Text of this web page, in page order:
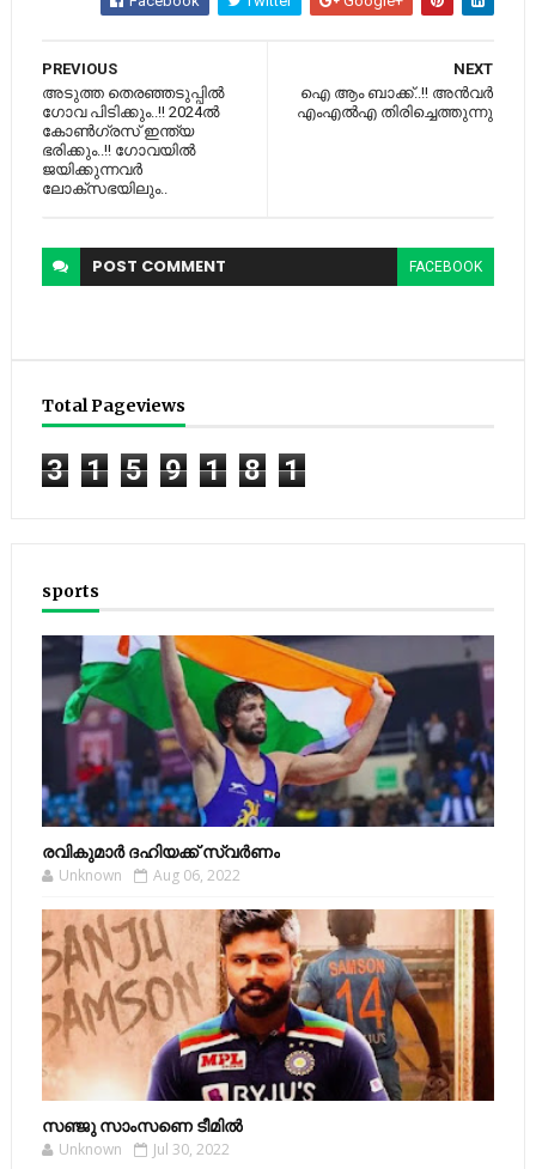
NEXT
ഐ ആം ബാക്ക്..!! അൻവർ
എംഎൽഎ തിരിച്ചെത്തുന്നു
PREVIOUS
അടുത്ത തെരഞ്ഞടുപ്പില്‍
ഗോവ പിടിക്കും..!! 2024ല്‍
കോണ്‍ഗ്രസ് ഇന്ത്യ
ഭരിക്കും..!! ഗോവയിൽ
ജയിക്കുന്നവർ
ലോക്സഭയിലും..
POST COMMENT FACEBOOK
Total Pageviews
3 1 5 9 1 8 1
sports
രവികുമാര്‍ ദഹിയക്ക് സ്വര്‍ണം
Unknown Aug 06, 2022
സഞ്ജു സാംസണെ ടീമില്‍
Unknown Jul 30, 2022